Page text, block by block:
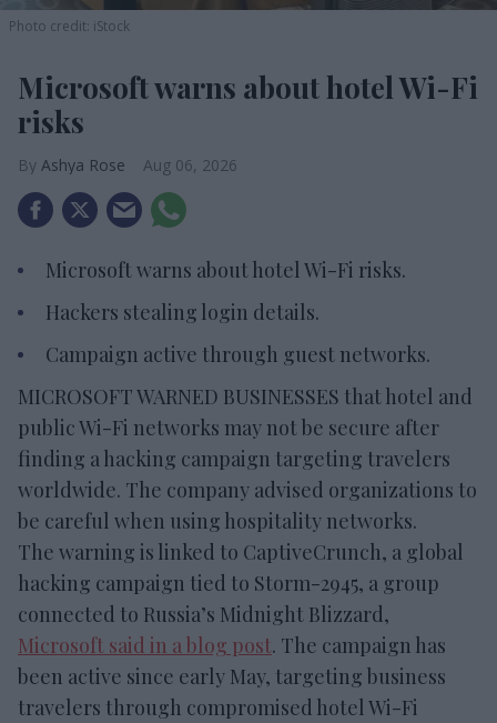
Photo credit: iStock
Microsoft warns about hotel Wi-Fi
risks
Ashya Rose Aug 06, 2026
Microsoft warns about hotel Wi-Fi risks.
Hackers stealing login details.
Campaign active through guest networks.
MICROSOFT WARNED BUSINESSES that hotel and
public Wi-Fi networks may not be secure after
finding a hacking campaign targeting travelers
worldwide. The company advised organizations to
be careful when using hospitality networks.
The warning is linked to CaptiveCrunch, a global
hacking campaign tied to Storm-2945, a group
connected to Russia’s Midnight Blizzard,
Microsoft said in a blog post. The campaign has
been active since early May, targeting business
travelers through compromised hotel Wi-Fi